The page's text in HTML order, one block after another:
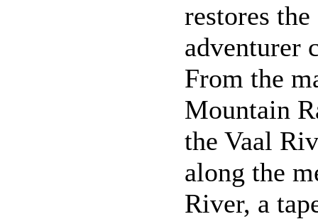
restores
adventurer
From the
Mountain
the Vaal
along the
River, a